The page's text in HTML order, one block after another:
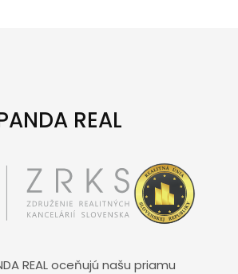
REAL
REAL oceňujú našu priamu